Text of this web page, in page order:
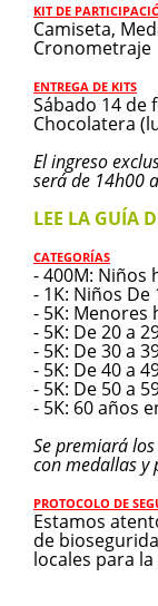
KIT DE
Camiseta,
Cronometraje
ENTREGA DE KITS
Sábado 14 de
Chocolatera
El ingreso
será de 14h00
LEE LA GUÍA
CATEGORÍAS
- 400M: Niños
- 1K: Niños De
- 5K: Menores
- 5K: De 20 a
- 5K: De 30 a
- 5K: De 40 a
- 5K: De 50 a
- 5K: 60 años
Se premiará
con medallas y
PROTOCOLO DE
Estamos
de
locales para